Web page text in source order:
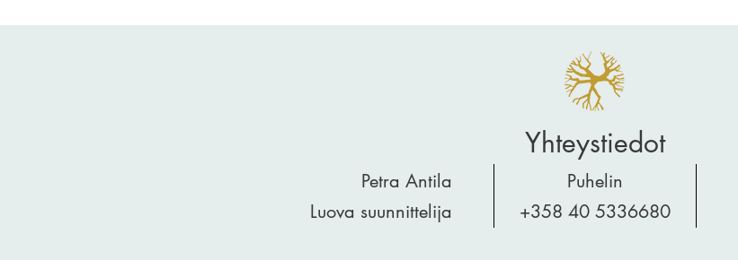
Yhteystiedot
Petra Antila
Luova suunnittelija
Puhelin
+358 40 5336680